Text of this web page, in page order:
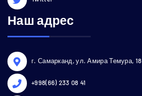
Наш адрес
г. Самарканд, ул. Амира Темура, 18
+998(66) 233 08 41